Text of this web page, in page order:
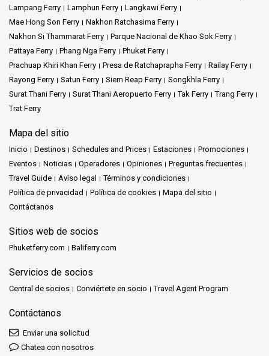
Lampang Ferry
Lamphun Ferry
Langkawi Ferry
Mae Hong Son Ferry
Nakhon Ratchasima Ferry
Nakhon Si Thammarat Ferry
Parque Nacional de Khao Sok Ferry
Pattaya Ferry
Phang Nga Ferry
Phuket Ferry
Prachuap Khiri Khan Ferry
Presa de Ratchaprapha Ferry
Railay Ferry
Rayong Ferry
Satun Ferry Siem Reap Ferry
Songkhla Ferry
Surat Thani Ferry
Surat Thani Aeropuerto Ferry Tak Ferry
Trang Ferry
Trat Ferry
Mapa del sitio
Inicio Destinos Schedules and Prices Estaciones
Promociones
Eventos
Noticias Operadores Opiniones
Preguntas frecuentes
Travel Guide
Aviso legal
Términos y condiciones
Política de privacidad
Política de cookies
Mapa del sitio
Contáctanos
Sitios web de socios
Phuketferry.com Baliferry.com
Servicios de socios
Central de socios Conviértete en socio Travel Agent Program
Contáctanos
Enviar una solicitud
Chatea con nosotros